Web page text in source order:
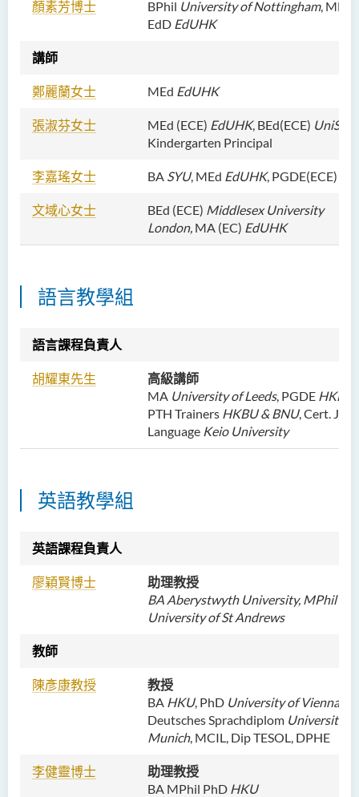
顏素芳博士 BPhil University of Nottingham, MEd
EdD EdUHK
講師
鄭麗蘭女士 MEd EdUHK
張淑芬女士 MEd (ECE) EdUHK, BEd(ECE) UniSA
Kindergarten Principal
李嘉瑤女士 BA SYU, MEd EdUHK, PGDE(ECE)
文域心女士 BEd (ECE) Middlesex University
London, MA (EC) EdUHK
語言教學組
語言課程負責人
胡耀東先生
高級講師
MA University of Leeds, PGDE HKBU
PTH Trainers HKBU & BNU, Cert.
Language Keio University
英語教學組
英語課程負責人
廖穎賢博士
助理教授
BA Aberystwyth University, MPhil
University of St Andrews
教師
陳彥康教授
教授
BA HKU, PhD University of Vienna
Deutsches Sprachdiplom University of
Munich, MCIL, Dip TESOL, DPHE
李健靈博士
助理教授
BA MPhil PhD HKU